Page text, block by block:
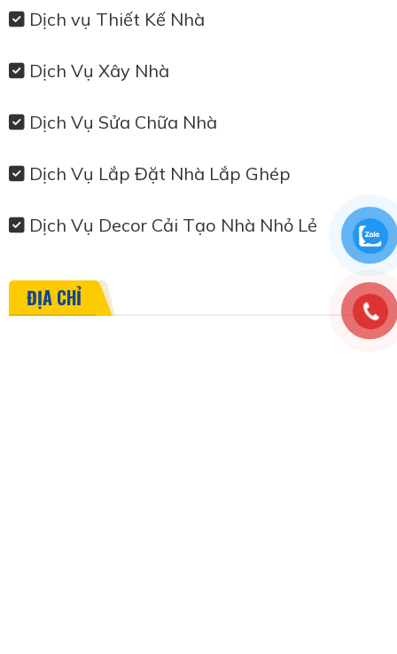
Dịch vụ Thiết Kế Nhà
Dịch Vụ Xây Nhà
Dịch Vụ Sửa Chữa Nhà
Dịch Vụ Lắp Đặt Nhà Lắp Ghép
Dịch Vụ Decor Cải Tạo Nhà Nhỏ Lẻ
ĐỊA CHỈ